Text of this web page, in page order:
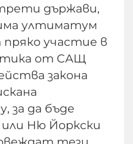
държави,
ултиматум
участие в
от САЩ
закона
за да бъде
Ню Йоркски